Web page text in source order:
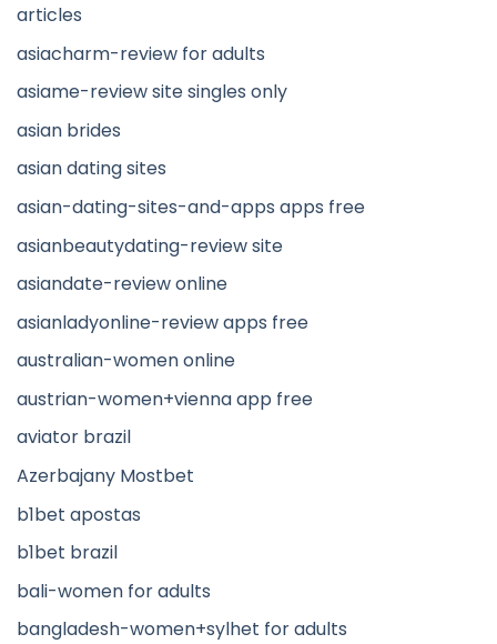
articles
asiacharm-review for adults
asiame-review site singles only
asian brides
asian dating sites
asian-dating-sites-and-apps apps free
asianbeautydating-review site
asiandate-review online
asianladyonline-review apps free
australian-women online
austrian-women+vienna app free
aviator brazil
Azerbajany Mostbet
b1bet apostas
b1bet brazil
bali-women for adults
bangladesh-women+sylhet for adults